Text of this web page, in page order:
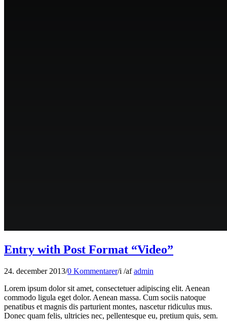
Entry with Post Format “Video”
24. december 2013/0 Kommentarer/i /afadmin
Lorem ipsum dolor sit amet, consectetuer adipiscing elit. Aenean
commodo ligula eget dolor. Aenean massa. Cum sociis natoque
penatibus et magnis dis parturient montes, nascetur ridiculus mus.
Donec quam felis, ultricies nec, pellentesque eu, pretium quis, sem.